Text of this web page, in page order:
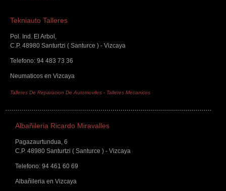
Tekniauto Talleres
Pol. Ind. El Arbol,
C.P. 48980 Santurtzi ( Santurce ) - Vizcaya
Telefono: 94 483 73 36
Neumaticos en Vizcaya
Talleres De Reparacion De Automoviles - Talleres Mecanicos
Albañileria Ricardo Miravalles
Pagazaurtundua, 6
C.P. 48980 Santurtzi ( Santurce ) - Vizcaya
Telefono: 94 461 60 69
Albañileria en Vizcaya